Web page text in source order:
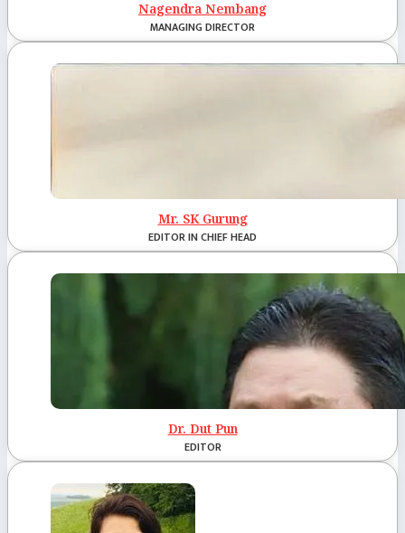
Nagendra Nembang
MANAGING DIRECTOR
Mr. SK Gurung
EDITOR IN CHIEF HEAD
Dr. Dut Pun
EDITOR